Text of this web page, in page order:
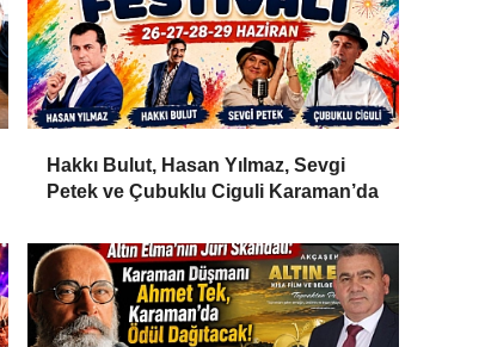
Hakkı Bulut, Hasan Yılmaz, Sevgi
Petek ve Çubuklu Ciguli Karaman’da